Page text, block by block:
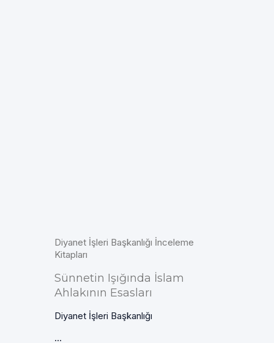
Diyanet İşleri Başkanlığı İnceleme
Kitapları
Sünnetin Işığında İslam
Ahlakının Esasları
Diyanet İşleri Başkanlığı
...